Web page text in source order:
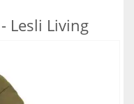
Lesli Living